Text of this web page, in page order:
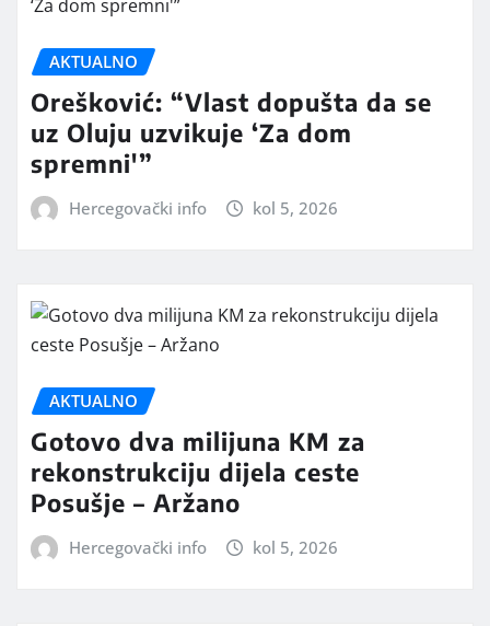
AKTUALNO
Orešković: “Vlast dopušta da se
uz Oluju uzvikuje ‘Za dom
spremni'”
Hercegovački info kol 5, 2026
AKTUALNO
Gotovo dva milijuna KM za
rekonstrukciju dijela ceste
Posušje – Aržano
Hercegovački info kol 5, 2026